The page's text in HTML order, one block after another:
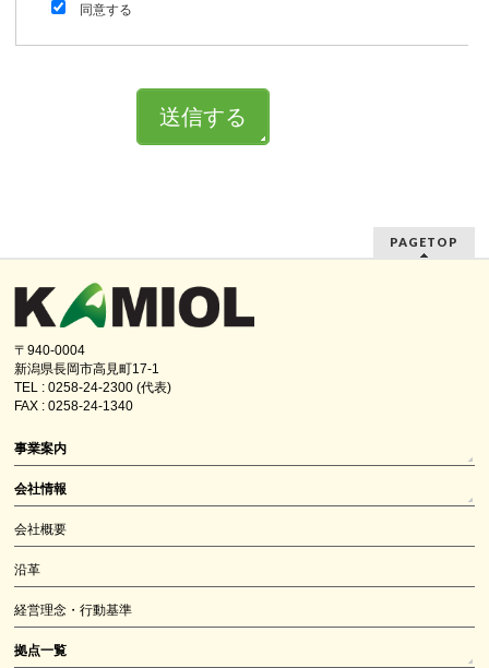
同意する
PAGETOP
〒940-0004
新潟県長岡市高見町17-1
TEL : 0258-24-2300 (代表)
FAX : 0258-24-1340
事業案内
会社情報
会社概要
沿革
経営理念・行動基準
拠点一覧